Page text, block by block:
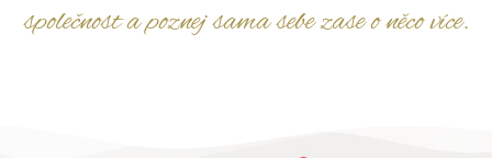
společnost a poznej sama sebe zase o něco více.